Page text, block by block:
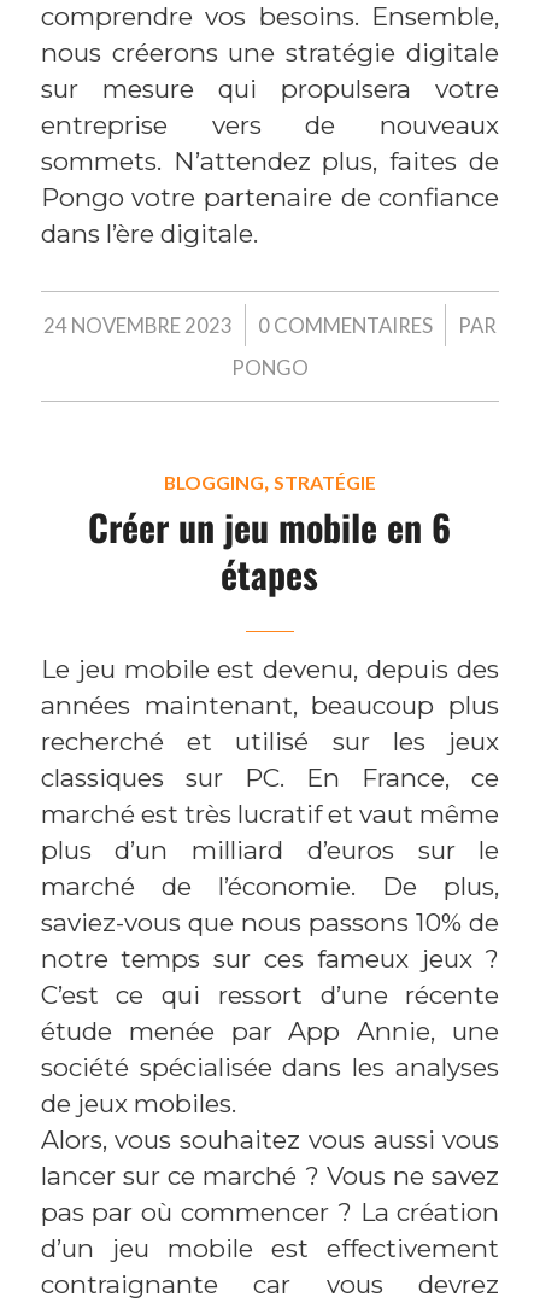
comprendre vos besoins. Ensemble,
nous créerons une stratégie digitale
sur mesure qui propulsera votre
entreprise vers de nouveaux
sommets. N’attendez plus, faites de
Pongo votre partenaire de confiance
dans l’ère digitale.
24 NOVEMBRE 2023
/ 0 COMMENTAIRES
/
PAR
PONGO
BLOGGING, STRATÉGIE
Créer un jeu mobile en 6
étapes
Le jeu mobile est devenu, depuis des
années maintenant, beaucoup plus
recherché et utilisé sur les jeux
classiques sur PC. En France, ce
marché est très lucratif et vaut même
plus d’un milliard d’euros sur le
marché de l’économie. De plus,
saviez-vous que nous passons 10% de
notre temps sur ces fameux jeux ?
C’est ce qui ressort d’une récente
étude menée par App Annie, une
société spécialisée dans les analyses
de jeux mobiles.
Alors, vous souhaitez vous aussi vous
lancer sur ce marché ? Vous ne savez
pas par où commencer ? La création
d’un jeu mobile est effectivement
contraignante car vous devrez